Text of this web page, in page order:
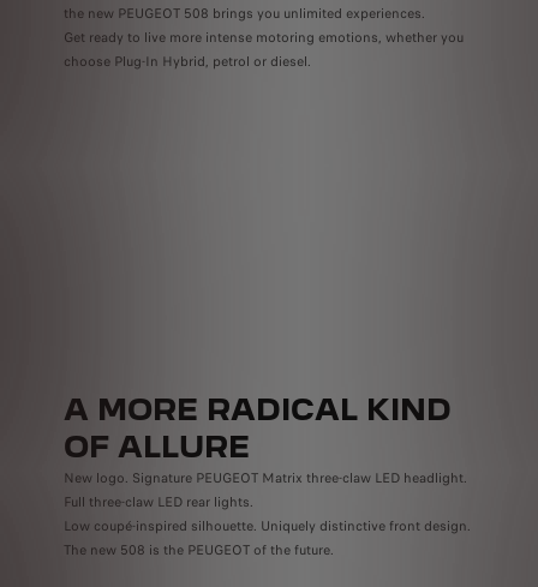
the new PEUGEOT 508 brings you unlimited experiences.
Get ready to live more intense motoring emotions, whether you
choose Plug-In Hybrid, petrol or diesel.
A MORE RADICAL KIND
OF ALLURE
New logo. Signature PEUGEOT Matrix three-claw LED headlight.
Full three-claw LED rear lights.
Low coupé-inspired silhouette. Uniquely distinctive front design.
The new 508 is the PEUGEOT of the future.